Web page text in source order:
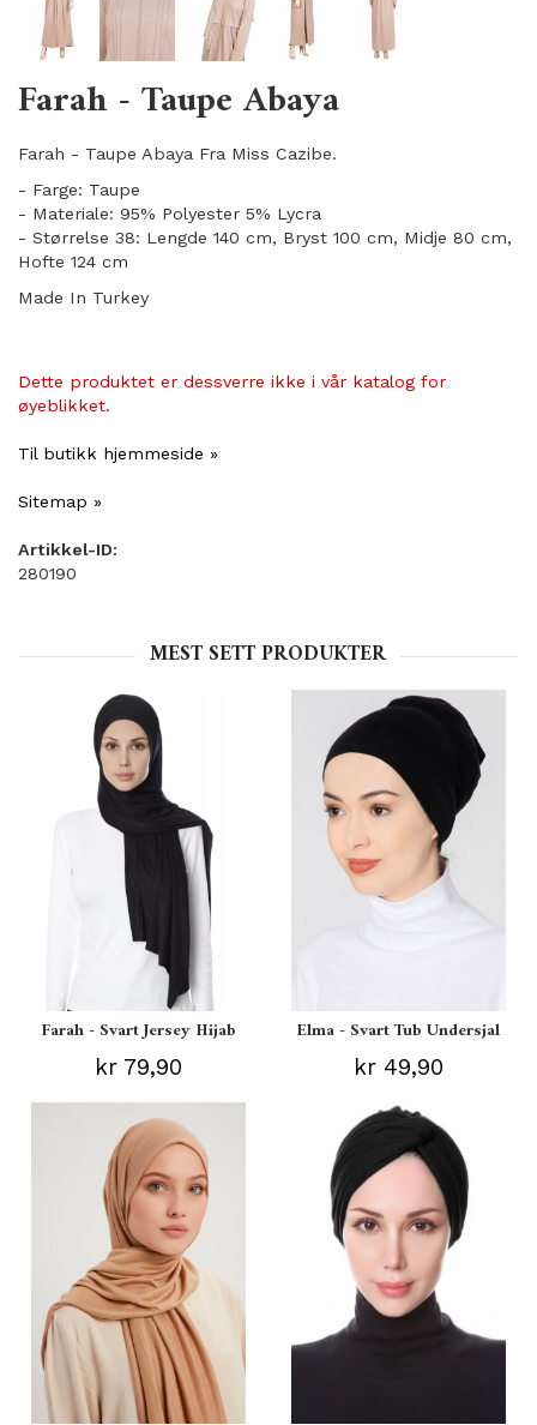
Farah - Taupe Abaya
Farah - Taupe Abaya Fra Miss Cazibe.
- Farge: Taupe
- Materiale: 95% Polyester 5% Lycra
- Størrelse 38: Lengde 140 cm, Bryst 100 cm, Midje 80 cm,
Hofte 124 cm
Made In Turkey
Dette produktet er dessverre ikke i vår katalog for
øyeblikket.
Til butikk hjemmeside »
Sitemap »
Artikkel-ID:
280190
MEST SETT PRODUKTER
Farah - Svart Jersey Hijab
kr 79,90
Elma - Svart Tub Undersjal
kr 49,90